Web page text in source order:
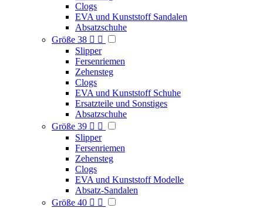
Clogs
EVA und Kunststoff Sandalen
Absatzschuhe
Größe 38  
Slipper
Fersenriemen
Zehensteg
Clogs
EVA und Kunststoff Schuhe
Ersatzteile und Sonstiges
Absatzschuhe
Größe 39  
Slipper
Fersenriemen
Zehensteg
Clogs
EVA und Kunststoff Modelle
Absatz-Sandalen
Größe 40  